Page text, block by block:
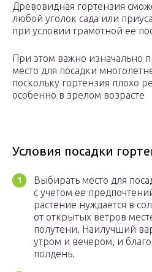
Древовидная гортензия
любой уголок сада или
при условии грамотной ее
При этом важно изначально
место для посадки
поскольку гортензия плохо
особенно в зрелом возрасте
Условия посадки
Выбирать место для
с учетом ее
растение нуждается в
от открытых ветров
полутени. Наилучший
утром и вечером, и
полдень.